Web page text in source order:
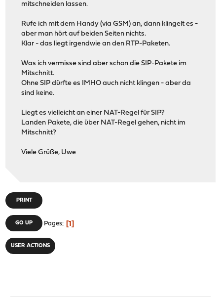
mitschneiden lassen.
Rufe ich mit dem Handy (via GSM) an, dann klingelt es -
aber man hört auf beiden Seiten nichts.
Klar - das liegt irgendwie an den RTP-Paketen.
Was ich vermisse sind aber schon die SIP-Pakete im
Mitschnitt.
Ohne SIP dürfte es IMHO auch nicht klingen - aber da
sind keine.
Liegt es vielleicht an einer NAT-Regel für SIP?
Landen Pakete, die über NAT-Regel gehen, nicht im
Mitschnitt?
Viele Grüße, Uwe
PRINT
GO UP Pages 1
USER ACTIONS